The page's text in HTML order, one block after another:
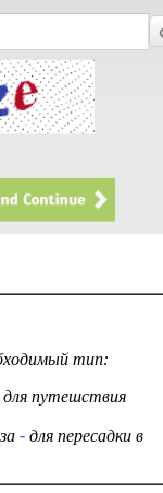
тип:
для путешствия
- для пересадки в